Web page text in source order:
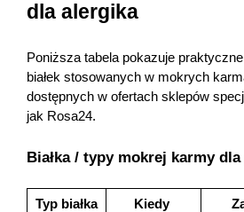
dla alergika
Poniższa tabela pokazuje
białek stosowanych w mokrych
dostępnych w ofertach sklepów
jak Rosa24.
Białka / typy mokrej karmy
Typ białka
Kiedy